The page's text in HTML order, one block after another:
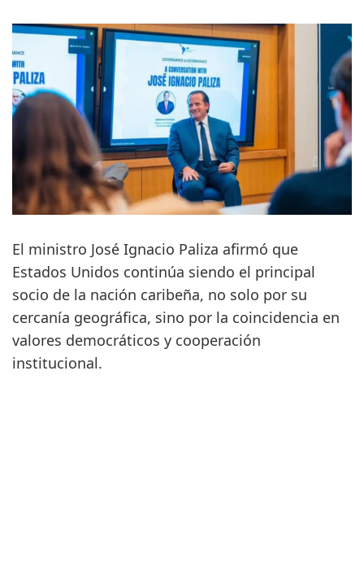
El ministro José Ignacio Paliza afirmó que
Estados Unidos continúa siendo el principal
socio de la nación caribeña, no solo por su
cercanía geográfica, sino por la coincidencia en
valores democráticos y cooperación
institucional.